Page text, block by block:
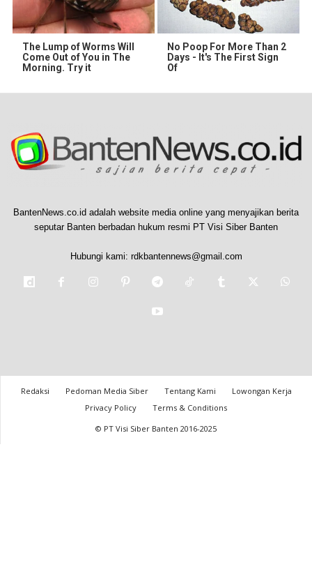
The Lump of Worms Will
Come Out of You in The
Morning. Try it
No Poop For More Than 2
Days - It's The First Sign
Of
BantenNews.co.id adalah website media online yang menyajikan berita
seputar Banten berbadan hukum resmi PT Visi Siber Banten
Hubungi kami: rdkbantennews@gmail.com
Redaksi Pedoman Media Siber Tentang Kami
Lowongan Kerja
Privacy Policy
Terms & Conditions
© PT Visi Siber Banten 2016-2025